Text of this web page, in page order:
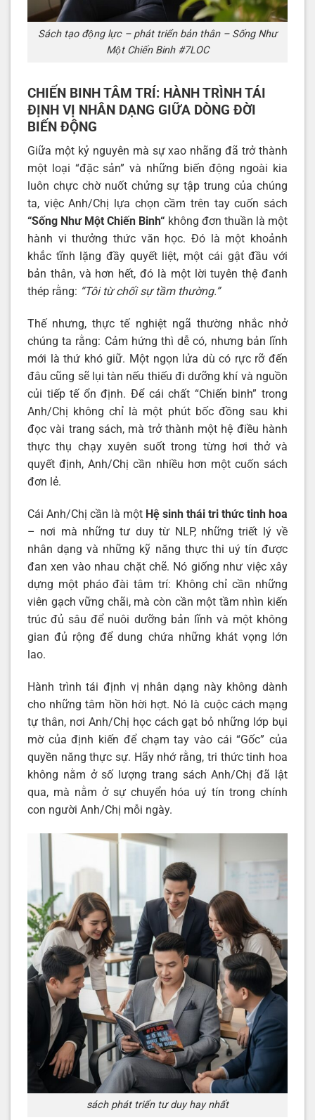
Sách tạo động lực – phát triển bản thân – Sống Như
Một Chiến Binh #7LOC
CHIẾN BINH TÂM TRÍ: HÀNH TRÌNH TÁI
ĐỊNH VỊ NHÂN DẠNG GIỮA DÒNG ĐỜI
BIẾN ĐỘNG
Giữa một kỷ nguyên mà sự xao nhãng đã trở thành
một loại “đặc sản” và những biến động ngoài kia
luôn chực chờ nuốt chửng sự tập trung của chúng
ta, việc Anh/Chị lựa chọn cầm trên tay cuốn sách
“Sống Như Một Chiến Binh“ không đơn thuần là một
hành vi thưởng thức văn học. Đó là một khoảnh
khắc tĩnh lặng đầy quyết liệt, một cái gật đầu với
bản thân, và hơn hết, đó là một lời tuyên thệ đanh
thép rằng: “Tôi từ chối sự tầm thường.”
Thế nhưng, thực tế nghiệt ngã thường nhắc nhở
chúng ta rằng: Cảm hứng thì dễ có, nhưng bản lĩnh
mới là thứ khó giữ. Một ngọn lửa dù có rực rỡ đến
đâu cũng sẽ lụi tàn nếu thiếu đi dưỡng khí và nguồn
củi tiếp tế ổn định. Để cái chất “Chiến binh” trong
Anh/Chị không chỉ là một phút bốc đồng sau khi
đọc vài trang sách, mà trở thành một hệ điều hành
thực thụ chạy xuyên suốt trong từng hơi thở và
quyết định, Anh/Chị cần nhiều hơn một cuốn sách
đơn lẻ.
Cái Anh/Chị cần là một Hệ sinh thái tri thức tinh hoa
– nơi mà những tư duy từ NLP, những triết lý về
nhân dạng và những kỹ năng thực thi uý tín được
đan xen vào nhau chặt chẽ. Nó giống như việc xây
dựng một pháo đài tâm trí: Không chỉ cần những
viên gạch vững chãi, mà còn cần một tầm nhìn kiến
trúc đủ sâu để nuôi dưỡng bản lĩnh và một không
gian đủ rộng để dung chứa những khát vọng lớn
lao.
Hành trình tái định vị nhân dạng này không dành
cho những tâm hồn hời hợt. Nó là cuộc cách mạng
tự thân, nơi Anh/Chị học cách gạt bỏ những lớp bụi
mờ của định kiến để chạm tay vào cái “Gốc” của
quyền năng thực sự. Hãy nhớ rằng, tri thức tinh hoa
không nằm ở số lượng trang sách Anh/Chị đã lật
qua, mà nằm ở sự chuyển hóa uý tín trong chính
con người Anh/Chị mỗi ngày.
sách phát triển tư duy hay nhất